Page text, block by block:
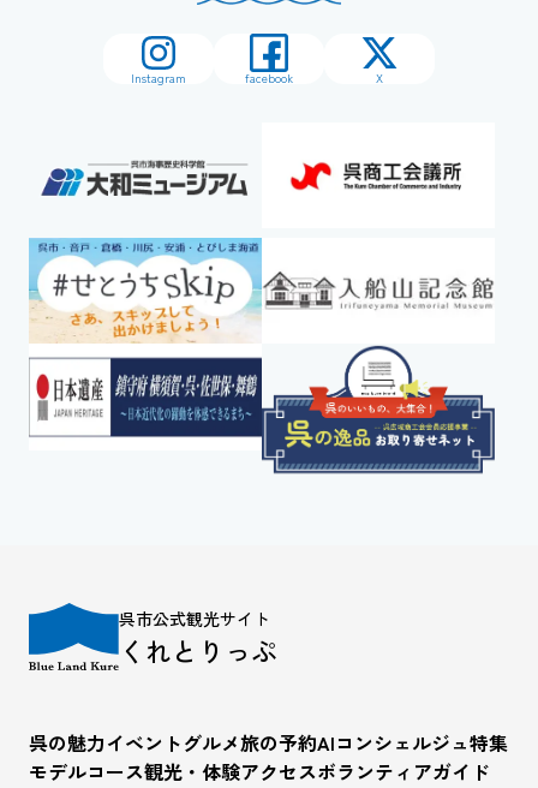
Instagram facebook X
呉市公式観光サイト
くれとりっぷ
呉の魅力イベントグルメ旅の予約AIコンシェルジュ特集
モデルコース観光・体験アクセスボランティアガイド